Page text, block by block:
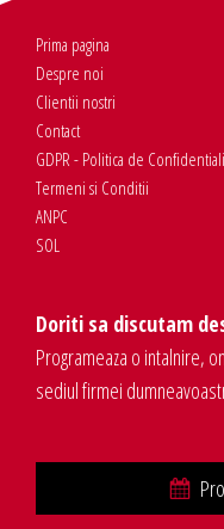
Prima pagina
Despre noi
Clientii nostri
Contact
GDPR - Politica de
Termeni si Conditii
ANPC
SOL
Doriti sa discutam
Programeaza o intalnire,
sediul firmei